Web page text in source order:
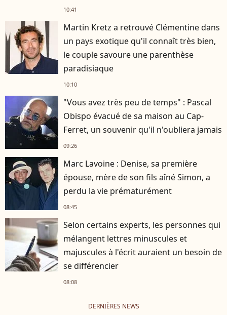
personnalités
10:41
Martin Kretz a retrouvé Clémentine dans
un pays exotique qu'il connaît très bien,
le couple savoure une parenthèse
paradisiaque
10:10
"Vous avez très peu de temps" : Pascal
Obispo évacué de sa maison au Cap-
Ferret, un souvenir qu'il n'oubliera jamais
09:26
Marc Lavoine : Denise, sa première
épouse, mère de son fils aîné Simon, a
perdu la vie prématurément
08:45
Selon certains experts, les personnes qui
mélangent lettres minuscules et
majuscules à l'écrit auraient un besoin de
se différencier
08:08
DERNIÈRES NEWS